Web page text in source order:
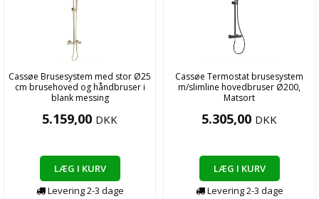
Cassøe Brusesystem med stor Ø25
cm brusehoved og håndbruser i
blank messing
5.159,00 DKK
LÆG I KURV
Levering2-3 dage
Cassøe Termostat brusesystem
m/slimline hovedbruser Ø200,
Matsort
5.305,00 DKK
LÆG I KURV
Levering2-3 dage